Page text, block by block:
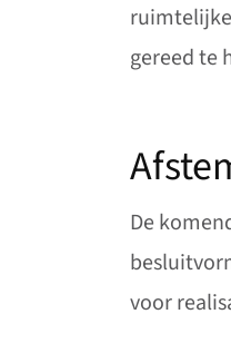
gereed te
De
voor